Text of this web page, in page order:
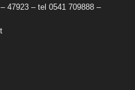
47923 – tel 0541 709888 –